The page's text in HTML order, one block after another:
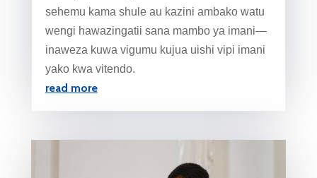
sehemu kama shule au kazini ambako watu
wengi hawazingatii sana mambo ya imani—
inaweza kuwa vigumu kujua uishi vipi imani
yako kwa vitendo.
read more